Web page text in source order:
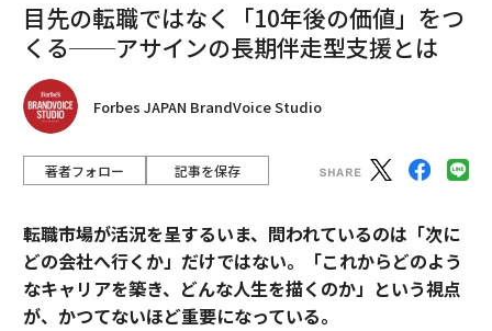
目先の転職ではなく「10年後の価値」をつ
くる──アサインの長期伴走型支援とは
Forbes JAPAN BrandVoice Studio
著者フォロー 記事を保存
転職市場が活況を呈するいま、問われているのは「次に
どの会社へ行くか」だけではない。「これからどのよう
なキャリアを築き、どんな人生を描くのか」という視点
が、かつてないほど重要になっている。